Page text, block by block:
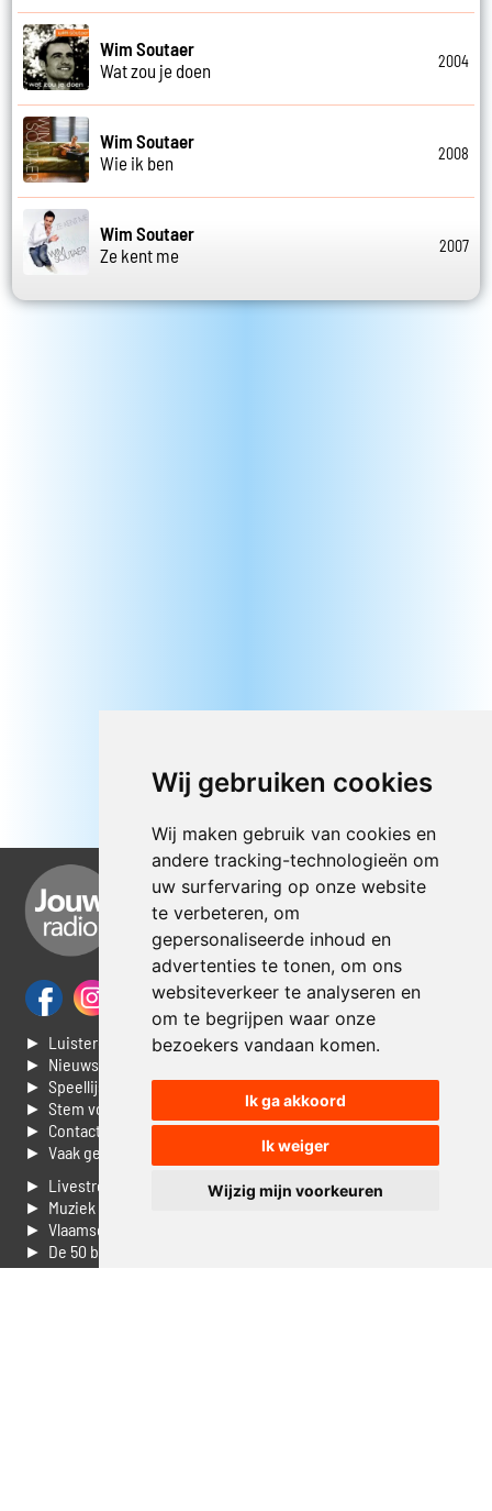
Wij gebruiken cookies
Wij maken gebruik van cookies en
andere tracking-technologieën om
uw surfervaring op onze website
te verbeteren, om
gepersonaliseerde inhoud en
advertenties te tonen, om ons
websiteverkeer te analyseren en
om te begrijpen waar onze
bezoekers vandaan komen.
Ik ga akkoord
Ik weiger
Wijzig mijn voorkeuren
Wim Soutaer
Wat zou je doen
2004
Wim Soutaer
Wie ik ben
2008
Wim Soutaer
Ze kent me
2007
► Luisteren naar Jouwradio
► Nieuws
► Speellijst
► Stem voor de Dag top 3
► Contacteer ons
► Vaak gestelde vragen
► Livestream informatie
► Muziek opzoeken
► Vlaamse 100 Aller tijden
► De 50 beste van...
► Adverteren op Jouwradio